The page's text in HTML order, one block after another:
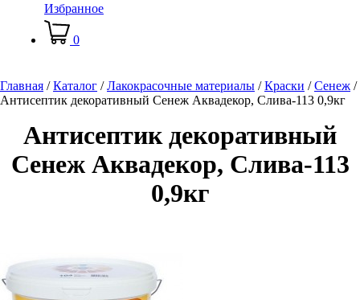
Избранное
0
Главная /Каталог /Лакокрасочные материалы /Краски /Сенеж /
Антисептик декоративный Сенеж Аквадекор, Слива-113 0,9кг
Антисептик декоративный
Сенеж Аквадекор, Слива-113
0,9кг